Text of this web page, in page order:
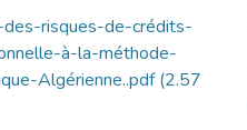
des-risques-de-crédits-
à-la-méthode-
Algérienne..pdf(2.57